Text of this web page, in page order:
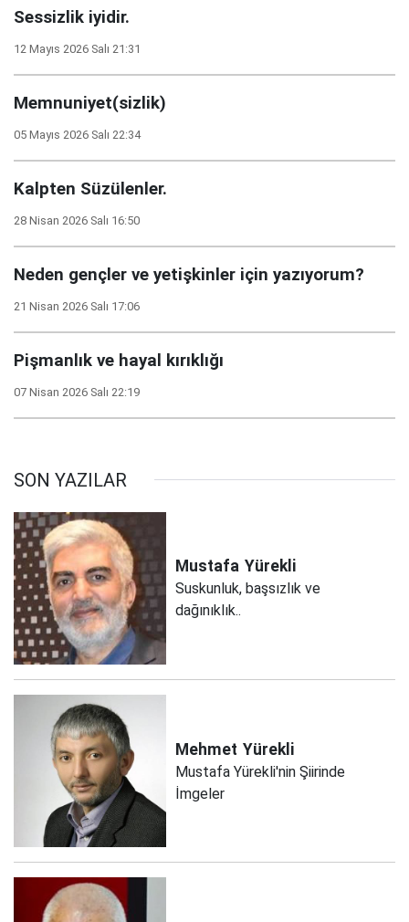
Sessizlik iyidir.
12 Mayıs 2026 Salı 21:31
Memnuniyet(sizlik)
05 Mayıs 2026 Salı 22:34
Kalpten Süzülenler.
28 Nisan 2026 Salı 16:50
Neden gençler ve yetişkinler için yazıyorum?
21 Nisan 2026 Salı 17:06
Pişmanlık ve hayal kırıklığı
07 Nisan 2026 Salı 22:19
SON YAZILAR
Mustafa Yürekli
Suskunluk, başsızlık ve
dağınıklık..
Mehmet Yürekli
Mustafa Yürekli'nin Şiirinde
İmgeler